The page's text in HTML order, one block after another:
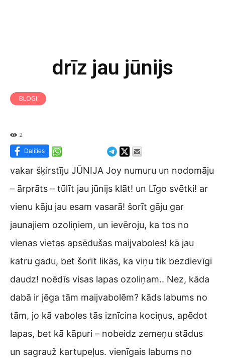
drīz jau jūnijs
BLOGI
2
Dalīties
vakar šķirstīju JŪNIJA Joy numuru un nodomāju
– ārprāts – tūlīt jau jūnijs klāt! un Līgo svētki! ar
vienu kāju jau esam vasarā! šorīt gāju gar
jaunajiem ozoliņiem, un ievēroju, ka tos no
vienas vietas apsēdušas maijvaboles! kā jau
katru gadu, bet šorīt likās, ka viņu tik bezdievīgi
daudz! noēdīs visas lapas ozoliņam.. Nez, kāda
dabā ir jēga tām maijvabolēm? kāds labums no
tām, jo kā vaboles tās iznīcina kociņus, apēdot
lapas, bet kā kāpuri – nobeidz zemeņu stādus
un sagrauž kartupeļus. vienīgais labums no